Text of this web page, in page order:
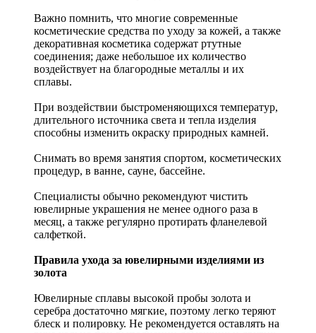
Важно помнить, что многие современные
косметические средства по уходу за кожей, а также
декоративная косметика содержат ртутные
соединения; даже небольшое их количество
воздействует на благородные металлы и их
сплавы.
При воздействии быстроменяющихся температур,
длительного источника света и тепла изделия
способны изменить окраску природных камней.
Снимать во время занятия спортом, косметических
процедур, в ванне, сауне, бассейне.
Специалисты обычно рекомендуют чистить
ювелирные украшения не менее одного раза в
месяц, а также регулярно протирать фланелевой
салфеткой.
Правила ухода за ювелирными изделиями из
золота
Ювелирные сплавы высокой пробы золота и
серебра достаточно мягкие, поэтому легко теряют
блеск и полировку. Не рекомендуется оставлять на